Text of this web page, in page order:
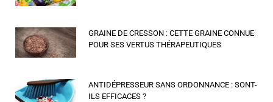
GRAINE DE CRESSON : CETTE GRAINE CONNUE
POUR SES VERTUS THÉRAPEUTIQUES
ANTIDÉPRESSEUR SANS ORDONNANCE : SONT-
ILS EFFICACES ?